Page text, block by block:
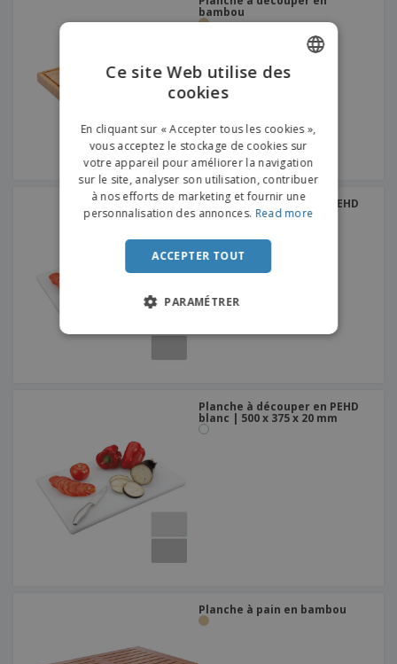
bambou
Planche à découper en PEHD
blanc | 450 x 300 x 20 mm
Planche à découper en PEHD
blanc | 500 x 375 x 20 mm
Planche à pain en bambou
DUTCH
PORTUGUESE
SPANISH
ITALIAN
Ce site Web utilise des
cookies
En cliquant sur « Accepter tous les cookies »,
vous acceptez le stockage de cookies sur
votre appareil pour améliorer la navigation
sur le site, analyser son utilisation, contribuer
à nos efforts de marketing et fournir une
personnalisation des annonces. Read more
ACCEPTER TOUT
PARAMÉTRER